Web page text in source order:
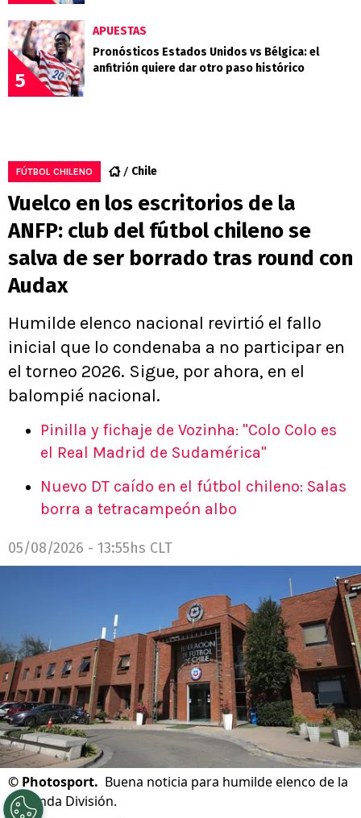
5
APUESTAS
Pronósticos Estados Unidos vs Bélgica: el
anfitrión quiere dar otro paso histórico
FÚTBOL CHILENO Chile
Vuelco en los escritorios de la
ANFP: club del fútbol chileno se
salva de ser borrado tras round con
Audax
Humilde elenco nacional revirtió el fallo
inicial que lo condenaba a no participar en
el torneo 2026. Sigue, por ahora, en el
balompié nacional.
Pinilla y fichaje de Vozinha: "Colo Colo es
el Real Madrid de Sudamérica"
Nuevo DT caído en el fútbol chileno: Salas
borra a tetracampeón albo
05/08/2026 - 13:55hs CLT
© Photosport. Buena noticia para humilde elenco de la
Segunda División.